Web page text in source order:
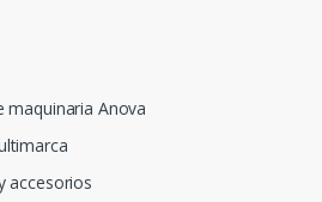
maquinaria Anova
accesorios